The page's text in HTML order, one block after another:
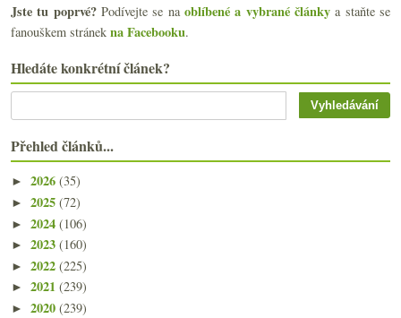
Jste tu poprvé?Podívejte se naoblíbené a vybrané články a staňte se
fanouškem stránek na Facebooku.
Hledáte konkrétní článek?
Přehled článků...
► 2026 (35)
► 2025 (72)
► 2024 (106)
► 2023 (160)
► 2022 (225)
► 2021 (239)
► 2020 (239)